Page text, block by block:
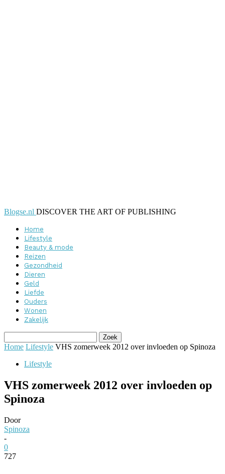
Blogse.nl DISCOVER THE ART OF PUBLISHING
Home
Lifestyle
Beauty & mode
Reizen
Gezondheid
Dieren
Geld
Liefde
Ouders
Wonen
Zakelijk
Home Lifestyle VHS zomerweek 2012 over invloeden op Spinoza
Lifestyle
VHS zomerweek 2012 over invloeden op
Spinoza
Door
Spinoza
-
0
727